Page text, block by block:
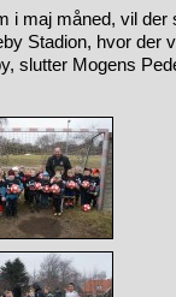
i maj måned, vil der
Stadion, hvor der
slutter Mogens